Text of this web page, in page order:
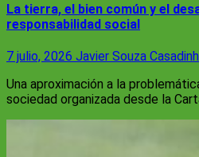
La tierra, el bien común y el
responsabilidad social
7 julio, 2026 Javier Souza
Una aproximación a la
sociedad organizada desde la